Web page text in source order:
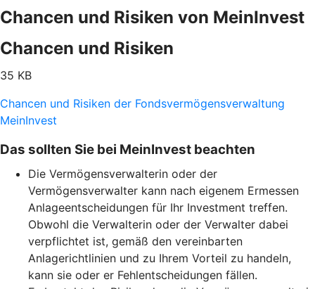
Chancen und Risiken von MeinInvest
Chancen und Risiken
35 KB
Chancen und Risiken der Fondsvermögensverwaltung
MeinInvest
Das sollten Sie bei MeinInvest beachten
Die Vermögensverwalterin oder der
Vermögensverwalter kann nach eigenem Ermessen
Anlageentscheidungen für Ihr Investment treffen.
Obwohl die Verwalterin oder der Verwalter dabei
verpflichtet ist, gemäß den vereinbarten
Anlagerichtlinien und zu Ihrem Vorteil zu handeln,
kann sie oder er Fehlentscheidungen fällen.